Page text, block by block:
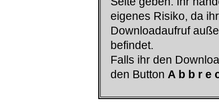
eigenes Risiko, da
Downloadaufruf
befindet.
Falls ihr den
den Button A b b r e